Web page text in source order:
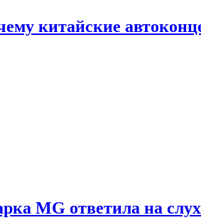
китайские
MG ответила на